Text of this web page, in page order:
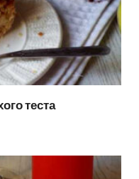
теста